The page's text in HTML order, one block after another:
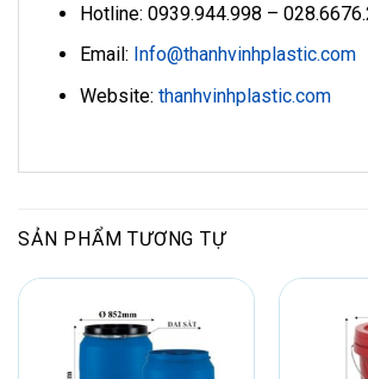
Hotline: 0939.944.998 –
Email: Info@thanhvinhplastic.com
Website: thanhvinhplastic.com
SẢN PHẨM TƯƠNG TỰ